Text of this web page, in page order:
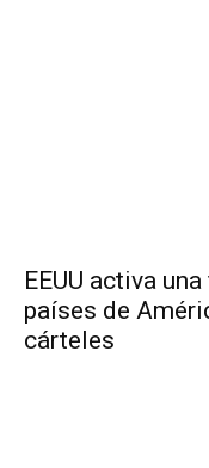
EEUU activa
países de
cárteles